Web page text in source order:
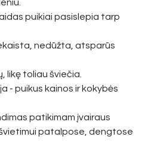
puikiai pasislepia tarp
nedūžta, atsparūs
likę toliau šviečia.
- puikus kainos ir kokybės
patikimam įvairaus
patalpose, dengtose